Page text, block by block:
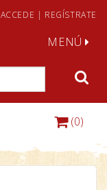
ACCEDE | REGÍSTRATE
MENÚ
(0)